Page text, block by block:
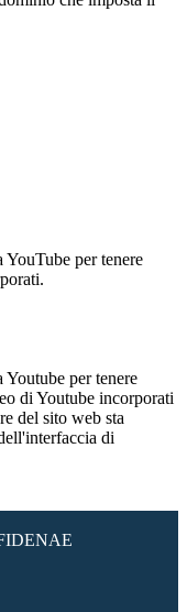
YouTube per tenere
Youtube per tenere
di Youtube incorporati
del sito web sta
di